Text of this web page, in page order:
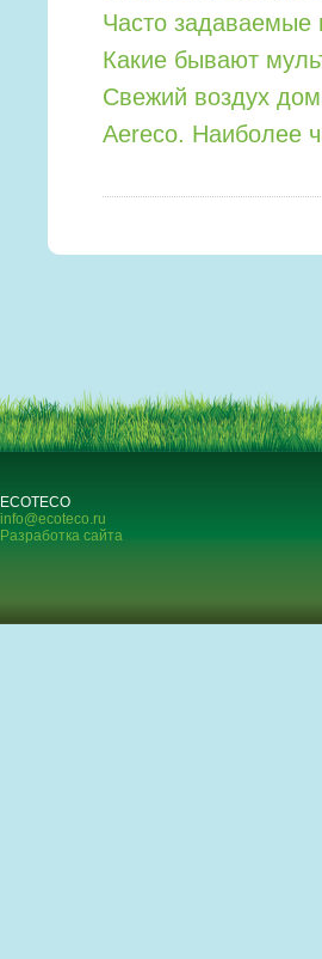
Часто задаваемые
Какие бывают
Свежий воздух
Aereco. Наиболее
ECOTECO
info@ecoteco.ru
Разработка сайта